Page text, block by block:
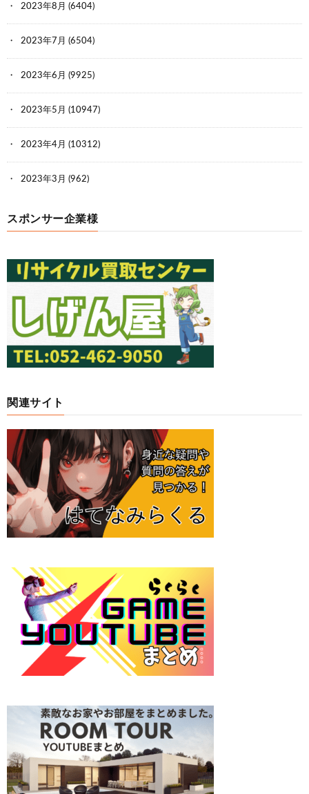
2023年8月 (6404)
2023年7月 (6504)
2023年6月 (9925)
2023年5月 (10947)
2023年4月 (10312)
2023年3月 (962)
スポンサー企業様
関連サイト